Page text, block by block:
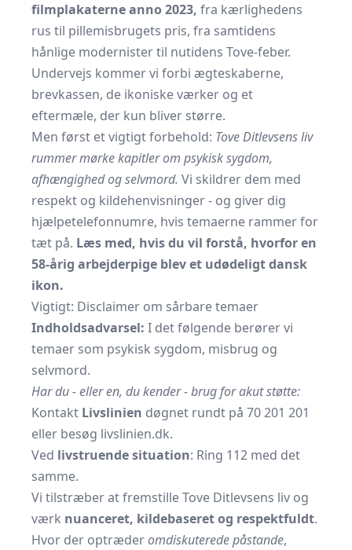
filmplakaterne anno 2023, fra kærlighedens
rus til pillemisbrugets pris, fra samtidens
hånlige modernister til nutidens Tove-feber.
Undervejs kommer vi forbi ægteskaberne,
brevkassen, de ikoniske værker og et
eftermæle, der kun bliver større.
Men først et vigtigt forbehold: Tove Ditlevsens liv
rummer mørke kapitler om psykisk sygdom,
afhængighed og selvmord. Vi skildrer dem med
respekt og kildehenvisninger - og giver dig
hjælpetelefonnumre, hvis temaerne rammer for
tæt på. Læs med, hvis du vil forstå, hvorfor en
58-årig arbejderpige blev et udødeligt dansk
ikon.
Vigtigt: Disclaimer om sårbare temaer
Indholdsadvarsel: I det følgende berører vi
temaer som psykisk sygdom, misbrug og
selvmord.
Har du - eller en, du kender - brug for akut støtte:
Kontakt Livslinien døgnet rundt på 70 201 201
eller besøg livslinien.dk.
Ved livstruende situation: Ring 112 med det
samme.
Vi tilstræber at fremstille Tove Ditlevsens liv og
værk nuanceret, kildebaseret og respektfuldt.
Hvor der optræderomdiskuterede påstande,